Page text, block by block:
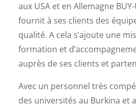
aux USA et en Allemagne BUY-
fournit à ses clients des
qualité. A cela s’ajoute une
formation et
auprès de ses clients et
Avec un personnel très
des universités au Burkina et